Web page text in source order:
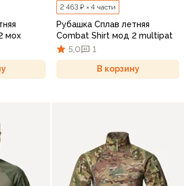
мох
2 463 ₽ × 4 части
Рубашка Сплав летняя
Combat Shirt мод 2 multipat
5,0
1
В корзину